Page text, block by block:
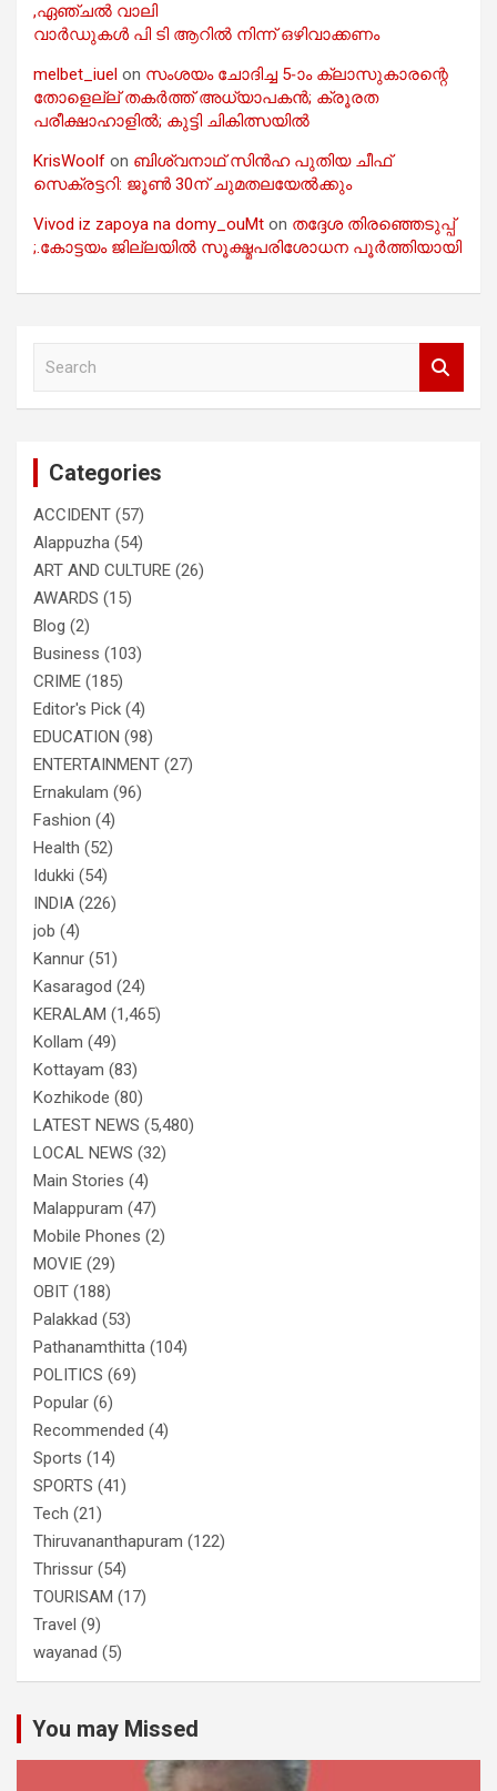
,ഏഞ്ചൽ വാലി
വാർഡുകൾ പി ടി ആറിൽ നിന്ന് ഒഴിവാക്കണം
melbet_iuel on സംശയം ചോദിച്ച 5-ാം ക്ലാസുകാരന്റെ
തോളെല്ല് തകർത്ത് അധ്യാപകൻ; ക്രൂരത
പരീക്ഷാഹാളിൽ; കുട്ടി ചികിത്സയിൽ
KrisWoolf on ബിശ്വനാഥ് സിൻഹ പുതിയ ചീഫ്
സെക്രട്ടറി: ജൂൺ 30ന് ചുമതലയേൽക്കും
Vivod iz zapoya na domy_ouMt on തദ്ദേശ തിരഞ്ഞെടുപ്പ്
;.കോട്ടയം ജില്ലയിൽ സൂക്ഷ്മപരിശോധന പൂർത്തിയായി
Categories
ACCIDENT (57)
Alappuzha (54)
ART AND CULTURE (26)
AWARDS (15)
Blog (2)
Business (103)
CRIME (185)
Editor's Pick (4)
EDUCATION (98)
ENTERTAINMENT (27)
Ernakulam (96)
Fashion (4)
Health (52)
Idukki (54)
INDIA (226)
job (4)
Kannur (51)
Kasaragod (24)
KERALAM (1,465)
Kollam (49)
Kottayam (83)
Kozhikode (80)
LATEST NEWS (5,480)
LOCAL NEWS (32)
Main Stories (4)
Malappuram (47)
Mobile Phones (2)
MOVIE (29)
OBIT (188)
Palakkad (53)
Pathanamthitta (104)
POLITICS (69)
Popular (6)
Recommended (4)
Sports (14)
SPORTS (41)
Tech (21)
Thiruvananthapuram (122)
Thrissur (54)
TOURISAM (17)
Travel (9)
wayanad (5)
You may Missed